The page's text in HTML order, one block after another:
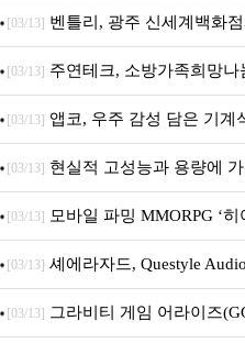
Crosshair X870E EDITION 20 국
[03/13] 벤틀리, 광주 신세계백화
픈
[03/13] 주연테크, 소방가족희망
니터·스마트 펫 침대 기부
[03/13] 앱코, 우주 감성 담은 기계
브랜드데이 기획전 진행
[03/13] 현실적 고성능과 용량에
M.2 NVMe 디앤디컴 1TB
[03/13] 모바일 파밍 MMORPG ‘
[03/13] 셰에라자드, Questyle
내 정식 출시
[03/13] 그라비티 게임 어라이즈